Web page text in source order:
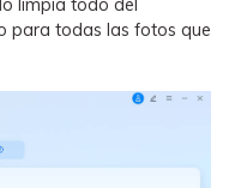
limpia todo del
para todas las fotos que